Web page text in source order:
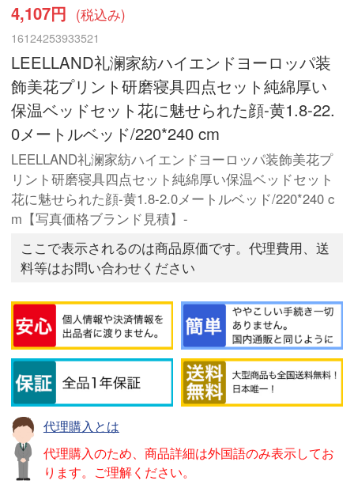
4,107円 (税込み)
16124253933521
LEELLAND礼澜家紡ハイエンドヨーロッパ装
飾美花プリント研磨寝具四点セット純綿厚い
保温ベッドセット花に魅せられた顔-黄1.8-22.
0メートルベッド/220*240 cm
LEELLAND礼澜家紡ハイエンドヨーロッパ装飾美花プ
リント研磨寝具四点セット純綿厚い保温ベッドセット
花に魅せられた顔-黄1.8-2.0メートルベッド/220*240 c
m【写真価格ブランド見積】-
ここで表示されるのは商品原価です。代理費用、送
料等はお問い合わせください
代理購入とは
代理購入のため、商品詳細は外国語のみ表示してお
ります。ご理解ください。